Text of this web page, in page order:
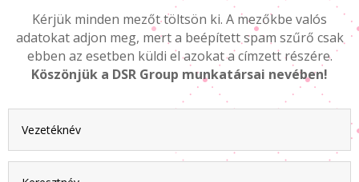
Kérjük minden mezőt töltsön ki. A mezőkbe valós
adatokat adjon meg, mert a beépített spam szűrő csak
ebben az esetben küldi el azokat a címzett részére.
Köszönjük a DSR Group munkatársai nevében!